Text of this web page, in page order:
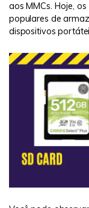
aos MMCs. Hoje,
populares de
dispositivos